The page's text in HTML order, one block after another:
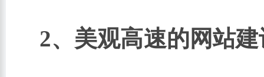
2、美观高速的网站建